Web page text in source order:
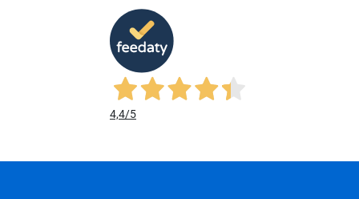
4,4/5